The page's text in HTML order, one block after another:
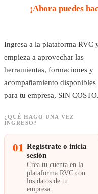
¡Ahora puedes
Ingresa a la plataforma RVC
empieza a aprovechar las
herramientas, formaciones y
acompañamiento disponibles
para tu empresa, SIN COSTO.
¿QUÉ HAGO UNA VEZ
INGRESO?
01 Regístrate o inicia
sesión
Crea tu cuenta en la
plataforma RVC con
los datos de tu
empresa.